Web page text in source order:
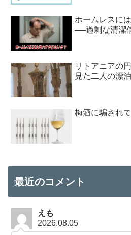
ホームレスに
──過剰な清潔
リトアニアの
見た二人の漂
梅酒に騙され
最近のコメント
えも
2026.08.05